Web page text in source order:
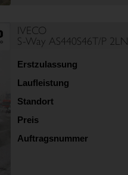
IVECO
S-Way AS440S46T/P 2LN
Erstzulassung
Laufleistung
Standort
Preis
Auftragsnummer